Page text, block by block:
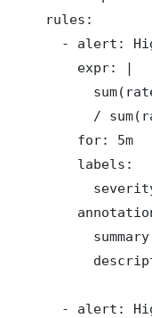
    rules:
- alert:
        expr: |
/
        for: 5m
        labels:
- alert: